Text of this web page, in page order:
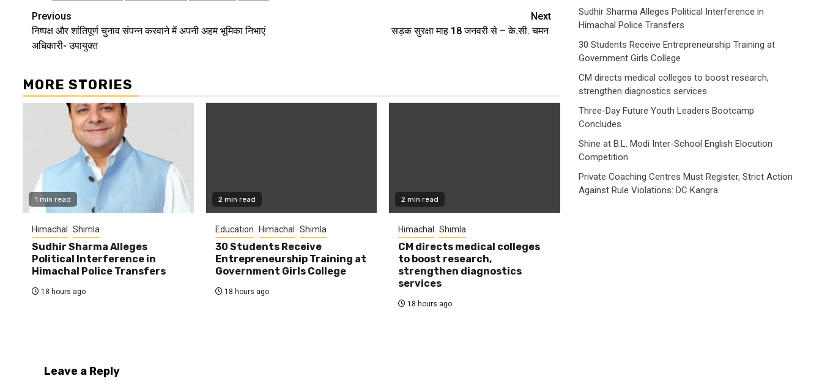
Continue
Reading
Previous
निष्पक्ष और शांतिपूर्ण चुनाव संपन्न करवाने में अपनी अहम भूमिका निभाएं
अधिकारी- उपायुक्त
Next
सड़क सुरक्षा माह 18 जनवरी से – के.सी. चमन
MORE STORIES
1 min read
Himachal Shimla
Sudhir Sharma Alleges
Political Interference in
Himachal Police Transfers
18 hours ago
2 min read
Education Himachal Shimla
30 Students Receive
Entrepreneurship Training at
Government Girls College
18 hours ago
2 min read
Himachal Shimla
CM directs medical colleges
to boost research,
strengthen diagnostics
services
18 hours ago
Leave a Reply
Sudhir Sharma Alleges Political Interference in
Himachal Police Transfers
30 Students Receive Entrepreneurship Training at
Government Girls College
CM directs medical colleges to boost research,
strengthen diagnostics services
Three-Day Future Youth Leaders Bootcamp
Concludes
Shine at B.L. Modi Inter-School English Elocution
Competition
Private Coaching Centres Must Register, Strict Action
Against Rule Violations: DC Kangra